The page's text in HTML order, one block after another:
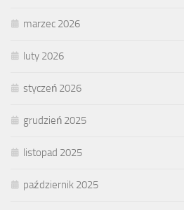
marzec 2026
luty 2026
styczeń 2026
grudzień 2025
listopad 2025
październik 2025